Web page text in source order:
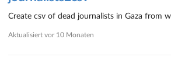
Create csv of dead journalists in Gaza from
Aktualisiert vor 10 Monaten